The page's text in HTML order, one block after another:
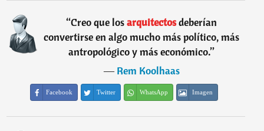
“Creo que losarquitectosdeberían
convertirse en algo mucho más político, más
antropológico y más económico.”
―Rem Koolhaas
Facebook Twitter WhatsApp Imagen